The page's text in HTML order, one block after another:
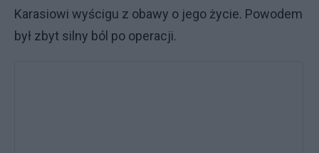
Karasiowi wyścigu z obawy o jego życie. Powodem
był zbyt silny ból po operacji.